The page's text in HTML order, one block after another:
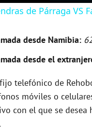
de Párraga VS
desde Namibia:
desde el
telefónico de
móviles o
con el que se desea